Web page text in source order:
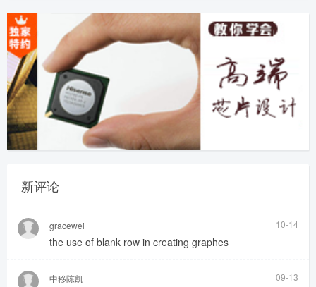
新评论
gracewei 10-14
the use of blank row in creating graphes
中移陈凯 09-13